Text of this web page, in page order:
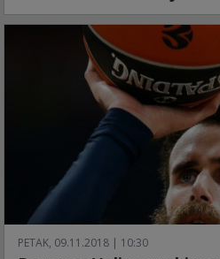
PETAK, 09.11.2018 | 10:30